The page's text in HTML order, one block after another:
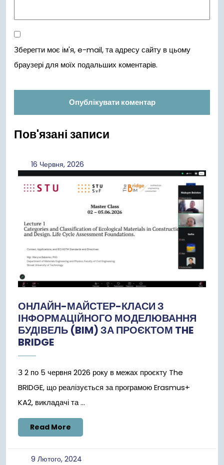
Зберегти моє ім'я, e-mail, та адресу сайту в цьому
браузері для моїх подальших коментарів.
Пов'язані записи
16 Червня, 202616
Червня,
2026
ОНЛАЙН-МАЙСТЕР-КЛАСИ З
ІНФОРМАЦІЙНОГО МОДЕЛЮВАННЯ
БУДІВЕЛЬ (BIM) ЗА ПРОЄКТОМ THE
BRIDGE
З 2 по 5 червня 2026 року в межах проєкту The
BRIDGE, що реалізується за програмою Erasmus+
KA2, викладачі та ...
Read More
More
9 Лютого, 20249